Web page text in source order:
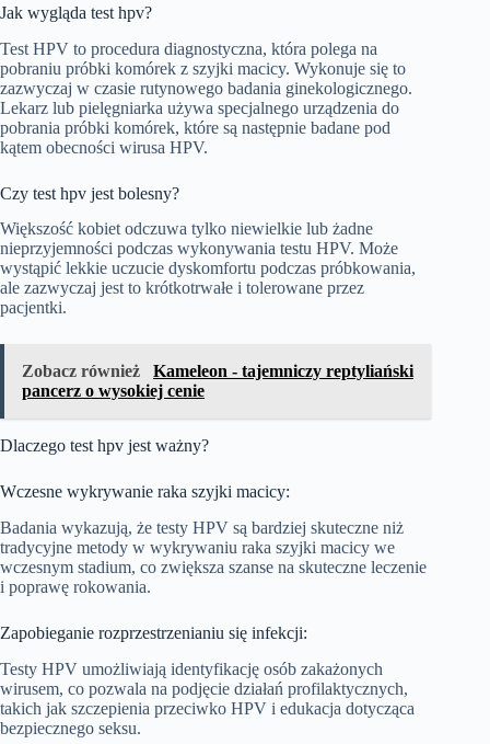
Jak wygląda test hpv?
Test HPV to procedura diagnostyczna, która polega na
pobraniu próbki komórek z szyjki macicy. Wykonuje się to
zazwyczaj w czasie rutynowego badania ginekologicznego.
Lekarz lub pielęgniarka używa specjalnego urządzenia do
pobrania próbki komórek, które są następnie badane pod
kątem obecności wirusa HPV.
Czy test hpv jest bolesny?
Większość kobiet odczuwa tylko niewielkie lub żadne
nieprzyjemności podczas wykonywania testu HPV. Może
wystąpić lekkie uczucie dyskomfortu podczas próbkowania,
ale zazwyczaj jest to krótkotrwałe i tolerowane przez
pacjentki.
Zobacz również
Kameleon - tajemniczy reptyliański
pancerz o wysokiej cenie
Dlaczego test hpv jest ważny?
Wczesne wykrywanie raka szyjki macicy:
Badania wykazują, że testy HPV są bardziej skuteczne niż
tradycyjne metody w wykrywaniu raka szyjki macicy we
wczesnym stadium, co zwiększa szanse na skuteczne leczenie
i poprawę rokowania.
Zapobieganie rozprzestrzenianiu się infekcji:
Testy HPV umożliwiają identyfikację osób zakażonych
wirusem, co pozwala na podjęcie działań profilaktycznych,
takich jak szczepienia przeciwko HPV i edukacja dotycząca
bezpiecznego seksu.